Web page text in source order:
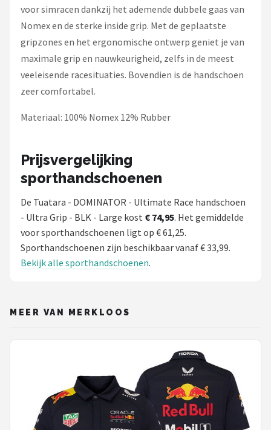
voor simracen dankzij het ademende dubbele gaas van
Nomex en de sterke inside grip. Met de geplaatste
gripzones en het ergonomische ontwerp geniet je van
maximale grip en nauwkeurigheid, zelfs in de meest
veeleisende racesituaties. Bovendien is de handschoen
zeer comfortabel.
Materiaal: 100% Nomex 12% Rubber
Prijsvergelijking
sporthandschoenen
De Tuatara - DOMINATOR - Ultimate Race handschoen
- Ultra Grip - BLK - Large kost € 74,95. Het gemiddelde
voor sporthandschoenen ligt op € 61,25.
Sporthandschoenen zijn beschikbaar vanaf € 33,99.
Bekijk alle sporthandschoenen.
MEER VAN MERKLOOS